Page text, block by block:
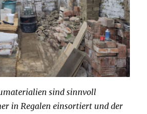
sind sinnvoll
in Regalen einsortiert und der